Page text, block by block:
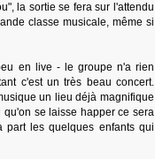
la sortie se fera sur l'attendu
classe musicale, même si
en live - le groupe n'a rien
c'est un très beau concert.
un lieu déjà magnifique
se laisse happer ce sera
part les quelques enfants qui